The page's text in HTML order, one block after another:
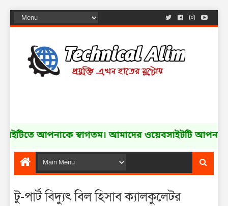
আপনাকে স্বাগতম। আমাদের ওয়েবসাইটটি আপনার
টু-পার্ট বিদ্যুৎ বিল হিসাব ক্যালকুলেটর